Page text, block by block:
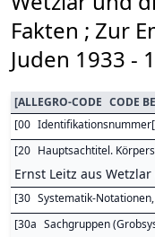
Fakten ; Zur
Juden 1933 -
[ALLEGRO-CODE CODE
[00
[20 Hauptsachtitel.
Ernst Leitz aus
[30 Systematik-
[30a Sachgruppen